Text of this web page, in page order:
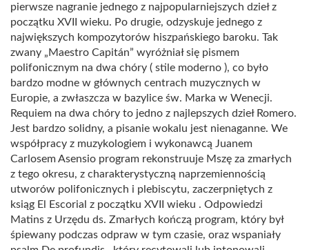
pierwsze nagranie jednego z najpopularniejszych dzieł z
początku XVII wieku. Po drugie, odzyskuje jednego z
największych kompozytorów hiszpańskiego baroku. Tak
zwany „Maestro Capitán” wyróżniał się pismem
polifonicznym na dwa chóry ( stile moderno ), co było
bardzo modne w głównych centrach muzycznych w
Europie, a zwłaszcza w bazylice św. Marka w Wenecji.
Requiem na dwa chóry to jedno z najlepszych dzieł Romero.
Jest bardzo solidny, a pisanie wokalu jest nienaganne. We
współpracy z muzykologiem i wykonawcą Juanem
Carlosem Asensio program rekonstruuje Mszę za zmarłych
z tego okresu, z charakterystyczną naprzemiennością
utworów polifonicznych i plebiscytu, zaczerpniętych z
ksiąg El Escorial z początku XVII wieku . Odpowiedzi
Matins z Urzędu ds. Zmarłych kończą program, który był
śpiewany podczas odpraw w tym czasie, oraz wspaniały